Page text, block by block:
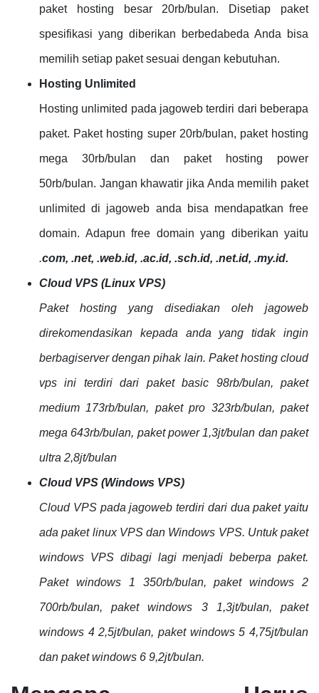
paket hosting besar 20rb/bulan. Disetiap paket
spesifikasi yang diberikan berbedabeda Anda bisa
memilih setiap paket sesuai dengan kebutuhan.
Hosting Unlimited
Hosting unlimited pada jagoweb terdiri dari beberapa
paket. Paket hosting super 20rb/bulan, paket hosting
mega 30rb/bulan dan paket hosting power
50rb/bulan. Jangan khawatir jika Anda memilih paket
unlimited di jagoweb anda bisa mendapatkan free
domain. Adapun free domain yang diberikan yaitu
.com, .net, .web.id, .ac.id, .sch.id, .net.id, .my.id.
Cloud VPS (Linux VPS)
Paket hosting yang disediakan oleh jagoweb
direkomendasikan kepada anda yang tidak ingin
berbagiserver dengan pihak lain. Paket hosting cloud
vps ini terdiri dari paket basic 98rb/bulan, paket
medium 173rb/bulan, paket pro 323rb/bulan, paket
mega 643rb/bulan, paket power 1,3jt/bulan dan paket
ultra 2,8jt/bulan
Cloud VPS (Windows VPS)
Cloud VPS pada jagoweb terdiri dari dua paket yaitu
ada paket linux VPS dan Windows VPS. Untuk paket
windows VPS dibagi lagi menjadi beberpa paket.
Paket windows 1 350rb/bulan, paket windows 2
700rb/bulan, paket windows 3 1,3jt/bulan, paket
windows 4 2,5jt/bulan, paket windows 5 4,75jt/bulan
dan paket windows 6 9,2jt/bulan.